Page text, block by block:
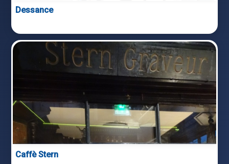
Dessance
Caffè Stern